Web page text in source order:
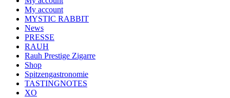
My account
MYSTIC RABBIT
News
PRESSE
RAUH
Rauh Prestige Zigarre
Shop
Spitzengastronomie
TASTINGNOTES
XO